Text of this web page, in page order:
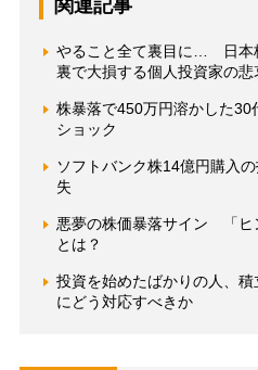
関連記事
やること全て裏目に… 日本
裏で大損する個人投資家の悲
株暴落で450万円溶かした
ショック
ソフトバンク株14億円購入
失
悪夢の株価暴落サイン 「ヒ
とは？
投資を始めたばかりの人、
にどう対応すべきか